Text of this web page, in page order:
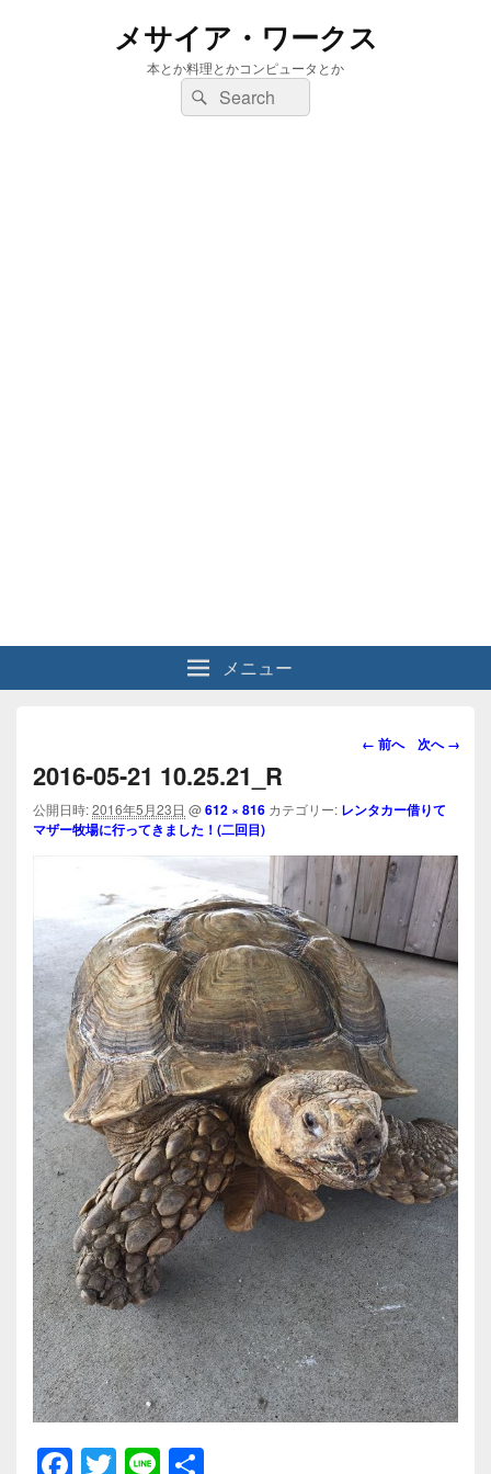
メサイア・ワークス
本とか料理とかコンピュータとか
検
索:
検
索
メニュー
画
ビ
ー
シ
ョ
ン
← 前へ 次へ →
2016-05-21 10.25.21_R
公開日時:2016年5月23日 @612 × 816 カテゴリー: レンタカー借りて
マザー牧場に行ってきました！(二回目)